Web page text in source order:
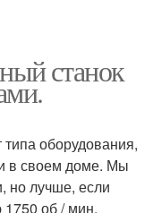
станок
типа оборудования,
в своем доме. Мы
но лучше, если
1750 об / мин.